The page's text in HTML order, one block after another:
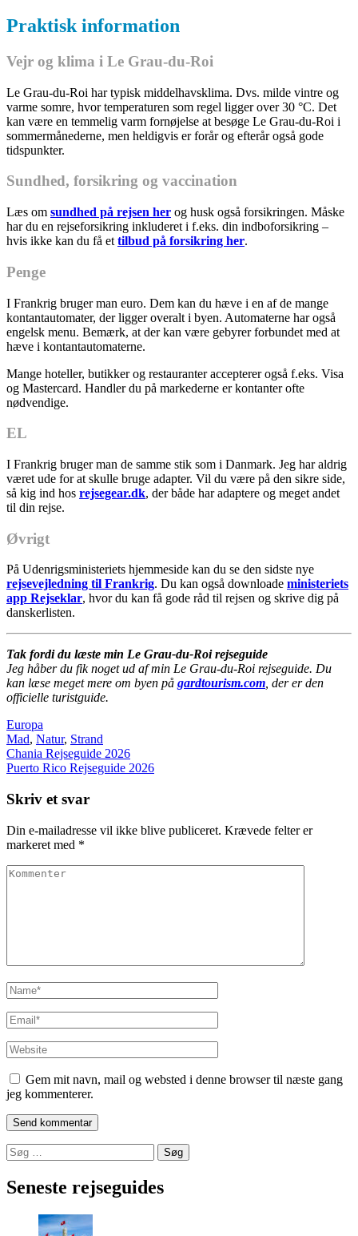
Praktisk information
Vejr og klima i Le Grau-du-Roi
Le Grau-du-Roi har typisk middelhavsklima. Dvs. milde vintre og
varme somre, hvor temperaturen som regel ligger over 30 °C. Det
kan være en temmelig varm fornøjelse at besøge Le Grau-du-Roi i
sommermånederne, men heldigvis er forår og efterår også gode
tidspunkter.
Sundhed, forsikring og vaccination
Læs om sundhed på rejsen her og husk også forsikringen. Måske
har du en rejseforsikring inkluderet i f.eks. din indboforsikring –
hvis ikke kan du få et tilbud på forsikring her.
Penge
I Frankrig bruger man euro. Dem kan du hæve i en af de mange
kontantautomater, der ligger overalt i byen. Automaterne har også
engelsk menu. Bemærk, at der kan være gebyrer forbundet med at
hæve i kontantautomaterne.
Mange hoteller, butikker og restauranter accepterer også f.eks. Visa
og Mastercard. Handler du på markederne er kontanter ofte
nødvendige.
EL
I Frankrig bruger man de samme stik som i Danmark. Jeg har aldrig
været ude for at skulle bruge adapter. Vil du være på den sikre side,
så kig ind hos rejsegear.dk, der både har adaptere og meget andet
til din rejse.
Øvrigt
På Udenrigsministeriets hjemmeside kan du se den sidste nye
rejsevejledning til Frankrig. Du kan også downloade ministeriets
app Rejseklar, hvor du kan få gode råd til rejsen og skrive dig på
danskerlisten.
Tak fordi du læste min Le Grau-du-Roi rejseguide
Jeg håber du fik noget ud af min Le Grau-du-Roi rejseguide. Du
kan læse meget mere om byen på gardtourism.com, der er den
officielle turistguide.
Europa
Mad, Natur, Strand
Indlægsnavigation
Chania Rejseguide 2026
Puerto Rico Rejseguide 2026
Skriv et svar
Din e-mailadresse vil ikke blive publiceret. Krævede felter er
markeret med *
Kommenter
Name*
Email*
Website
Gem mit navn, mail og websted i denne browser til næste gang
jeg kommenterer.
Søg
efter:
Seneste rejseguides